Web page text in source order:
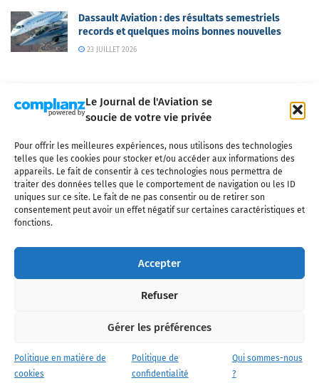
Le Journal de l'Aviation se
soucie de votre vie privée
Pour offrir les meilleures expériences, nous utilisons des technologies
telles que les cookies pour stocker et/ou accéder aux informations des
appareils. Le fait de consentir à ces technologies nous permettra de
traiter des données telles que le comportement de navigation ou les ID
uniques sur ce site. Le fait de ne pas consentir ou de retirer son
consentement peut avoir un effet négatif sur certaines caractéristiques et
fonctions.
Accepter
Refuser
Gérer les préférences
Politique en matière de
cookies
Politique de
confidentialité
Qui sommes-nous
?
Dassault Aviation : des résultats semestriels
records et quelques moins bonnes nouvelles
23 JUILLET 2026
Qui sommes-nous ? Nous contacter
Partenaires
Mentions légales
CGV Politique de confidentialité Cookies
l'industrie aéronautique, l'aviation commerciale, l'aviation d'affaires, les
civils, l'aéronautique de défense et l'industrie spatiale. Toute reproduction,
interdite sans autorisation écrite spécifique du Journal de l’Aviation.